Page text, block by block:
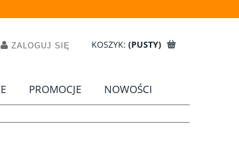
ZALOGUJ SIĘ KOSZYK: (PUSTY)
PROMOCJE
NOWOŚCI